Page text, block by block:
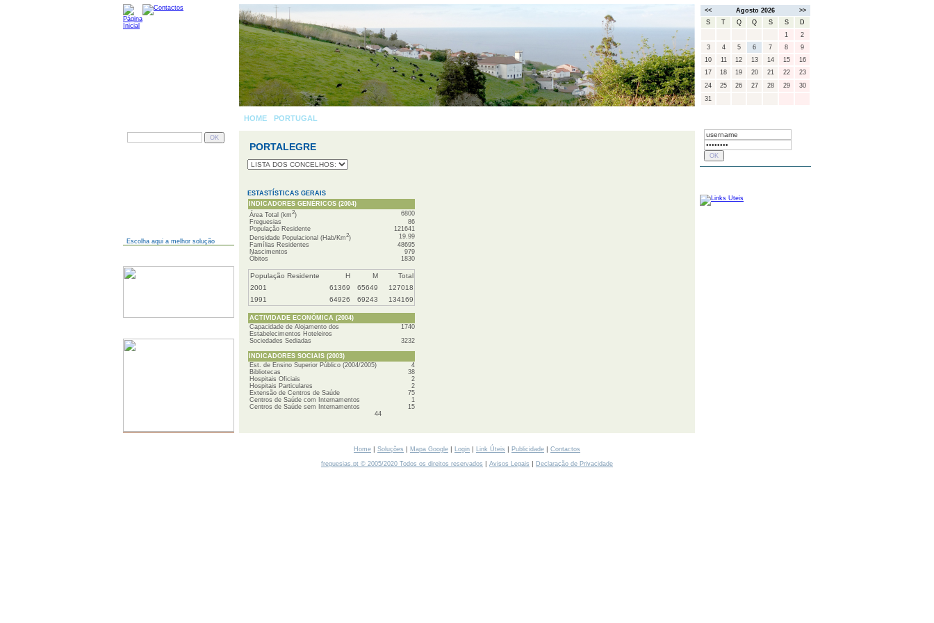
<< Agosto 2026
>>
S
T Q Q S S
D
1
2
3
4 5 6 7 8
9
10
11 12 13 14 15
16
17
18 19 20 21 22
23
24
25 26 27 28 29
30
31
Escolha aqui a melhor solução
HOME PORTUGAL
PORTALEGRE
ESTASTÍSTICAS GERAIS
INDICADORES GENÉRICOS (2004)
Área Total (km2)
6800
Freguesias
86
População Residente
121641
Densidade Populacional (Hab/Km2)
19.99
Famílias Residentes
48695
Nascimentos
979
Óbitos
1830
População Residente H M
Total
2001
61369 65649
127018
1991
64926 69243 134169
ACTIVIDADE ECONÓMICA (2004)
Capacidade de Alojamento dos
Estabelecimentos Hoteleiros
1740
Sociedades Sediadas
3232
INDICADORES SOCIAIS (2003)
Est. de Ensino Superior Público (2004/2005)
4
Bibliotecas
38
Hospitais Oficiais
2
Hospitais Particulares
2
Extensão de Centros de Saúde
75
Centros de Saúde com Internamentos
1
Centros de Saúde sem Internamentos
15
44
Home | Soluções | Mapa Google | Login | Link Úteis | Publicidade | Contactos
freguesias.pt © 2005/2020 Todos os direitos reservados | Avisos Legais | Declaração de Privacidade